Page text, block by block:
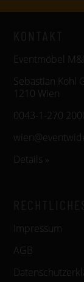
Eventmöbel
Sebastian Kohl
1210 Wien
0043-1-270
Details »
Impressum
AGB